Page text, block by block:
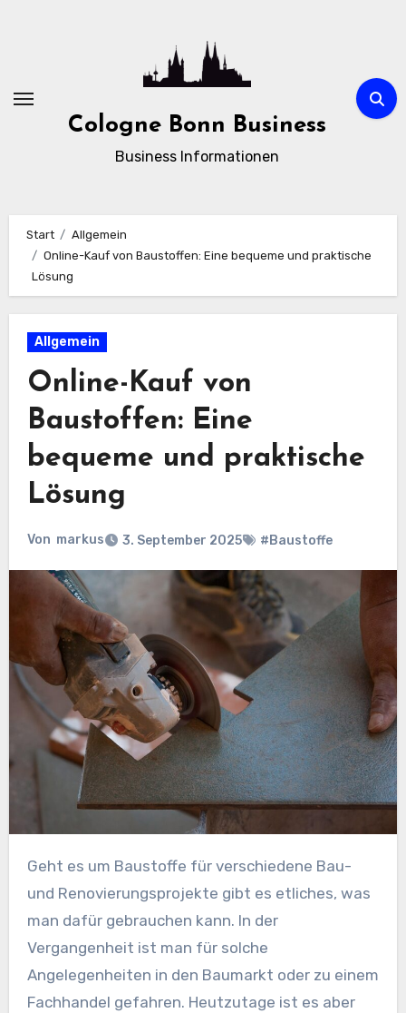
Cologne Bonn Business
Business Informationen
Start
Allgemein
Online-Kauf von Baustoffen: Eine bequeme und praktische
Lösung
Allgemein
Online-Kauf von
Baustoffen: Eine
bequeme und praktische
Lösung
Von markus 3. September 2025 #Baustoffe
Geht es um Baustoffe für verschiedene Bau-
und Renovierungsprojekte gibt es etliches, was
man dafür gebrauchen kann. In der
Vergangenheit ist man für solche
Angelegenheiten in den Baumarkt oder zu einem
Fachhandel gefahren. Heutzutage ist es aber